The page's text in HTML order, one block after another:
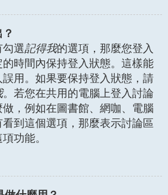
選記得我的選項，那麼您登入
時間內保持登入狀態。這樣能
用。如果要保持登入狀態，請
。若您在共用的電腦上登入討論
，例如在圖書館、網咖、電腦
到這個選項，那麼表示討論區
功能。